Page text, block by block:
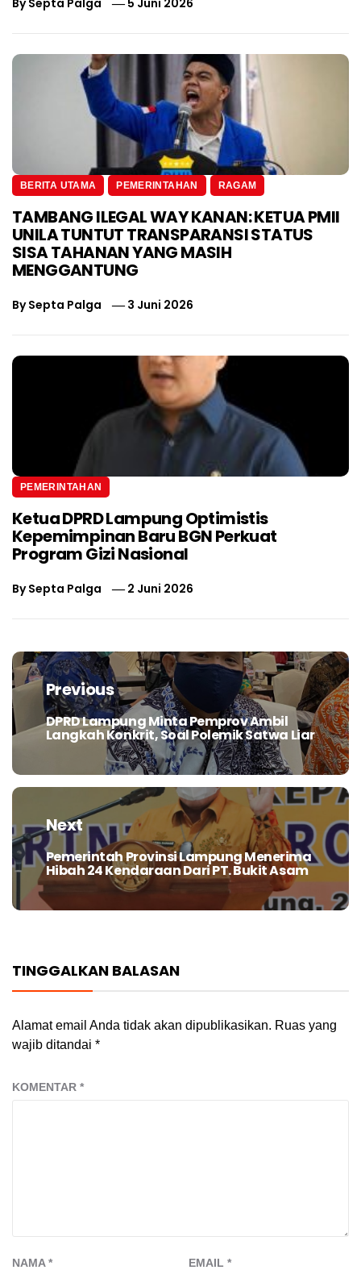
BySepta Palga 5 Juni 2026
BERITA UTAMA PEMERINTAHAN RAGAM
TAMBANG ILEGAL WAY KANAN: KETUA PMII
UNILA TUNTUT TRANSPARANSI STATUS
SISA TAHANAN YANG MASIH
MENGGANTUNG
BySepta Palga 3 Juni 2026
PEMERINTAHAN
Ketua DPRD Lampung Optimistis
Kepemimpinan Baru BGN Perkuat
Program Gizi Nasional
BySepta Palga 2 Juni 2026
Navigasi
posPrevious
Previous
post:
DPRD Lampung Minta Pemprov Ambil
Langkah Konkrit, Soal Polemik Satwa Liar
Next
Next
post:
Pemerintah Provinsi Lampung Menerima
Hibah 24 Kendaraan Dari PT. Bukit Asam
TINGGALKAN BALASAN
Alamat email Anda tidak akan dipublikasikan. Ruas yang
wajib ditandai *
KOMENTAR *
NAMA* EMAIL *